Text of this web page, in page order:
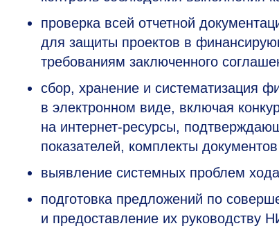
проверка всей отчетной
для защиты проектов в
требованиям заключенного
сбор, хранение и систематизация
в электронном виде, включая
на интернет-ресурсы,
показателей, комплекты
выявление системных проблем
подготовка предложений по
и предоставление их